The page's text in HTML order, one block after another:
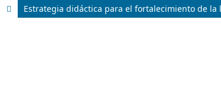
Estrategia didáctica para el fortalecimiento de la